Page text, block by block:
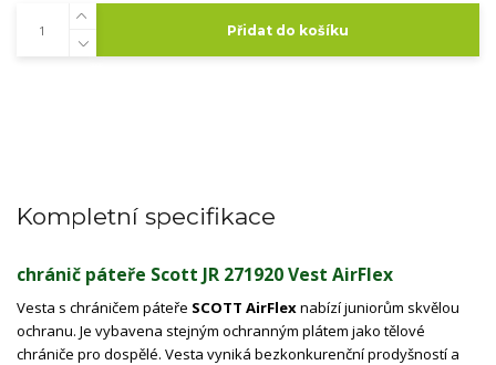
Přidat do košíku
Kompletní specifikace
chránič páteře Scott JR 271920 Vest AirFlex
Vesta s chráničem páteře SCOTT AirFlexnabízí juniorům skvělou
ochranu. Je vybavena stejným ochranným plátem jako tělové
chrániče pro dospělé. Vesta vyniká bezkonkurenční prodyšností a